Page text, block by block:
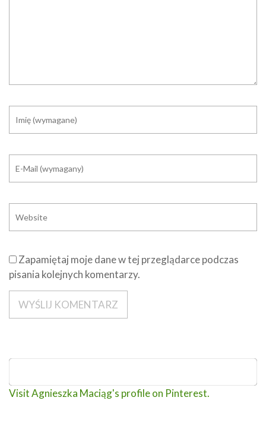
Zapamiętaj moje dane w tej przeglądarce podczas
pisania kolejnych komentarzy.
Visit Agnieszka Maciąg's profile on Pinterest.